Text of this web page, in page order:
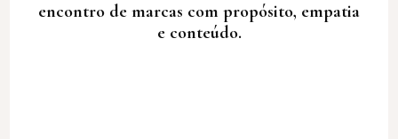
encontro de marcas com propósito, empatia
e conteúdo.